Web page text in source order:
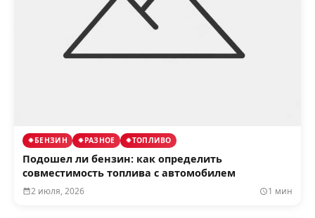
БЕНЗИН РАЗНОЕ ТОПЛИВО
Подошел ли бензин: как определить
совместимость топлива с автомобилем
2 июля, 2026 1 мин